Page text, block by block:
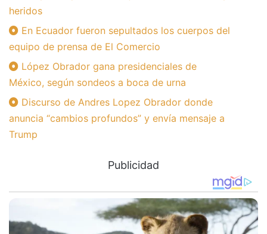
heridos
En Ecuador fueron sepultados los cuerpos del
equipo de prensa de El Comercio
López Obrador gana presidenciales de
México, según sondeos a boca de urna
Discurso de Andres Lopez Obrador donde
anuncia “cambios profundos” y envía mensaje a
Trump
Publicidad